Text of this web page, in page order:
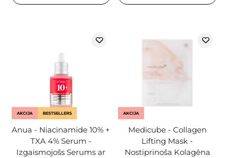
AKCIJA BESTSELLERS
Anua - Niacinamide 10% +
TXA 4% Serum -
Izgaismojošs Serums ar
AKCIJA
Medicube - Collagen
Lifting Mask -
Nostiprinoša Kolagēna